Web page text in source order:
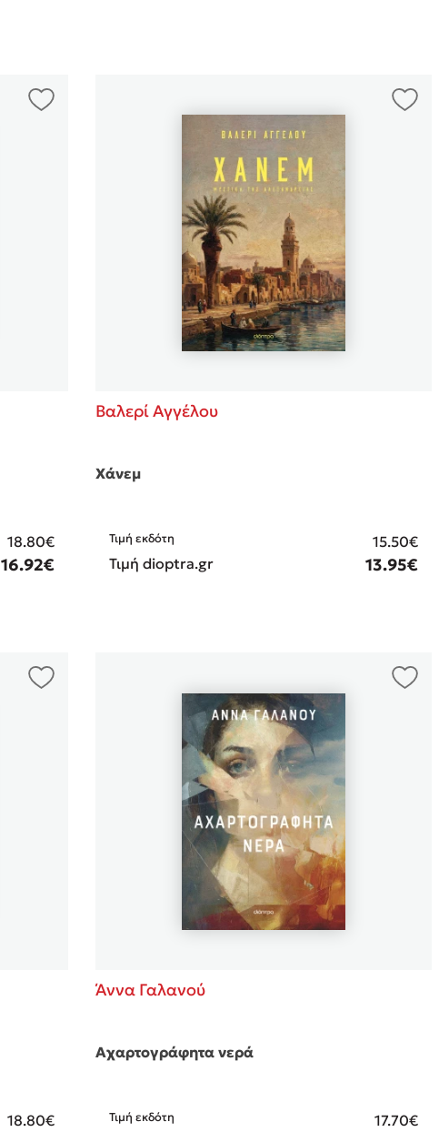
18.80€
16.92€
Βαλερί Αγγέλου
Χάνεμ
Τιμή εκδότη
15.50€
Τιμή dioptra.gr
13.95€
18.80€
Άννα Γαλανού
Αχαρτογράφητα νερά
Τιμή εκδότη
17.70€